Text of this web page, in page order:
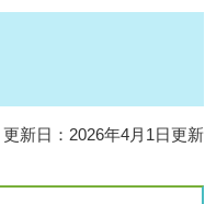
更新日：2026年4月1日更新